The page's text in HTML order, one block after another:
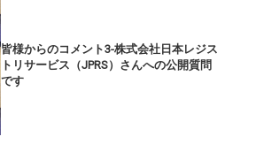
皆様からのコメント3-株式会社日本レジス
トリサービス（JPRS）さんへの公開質問
です